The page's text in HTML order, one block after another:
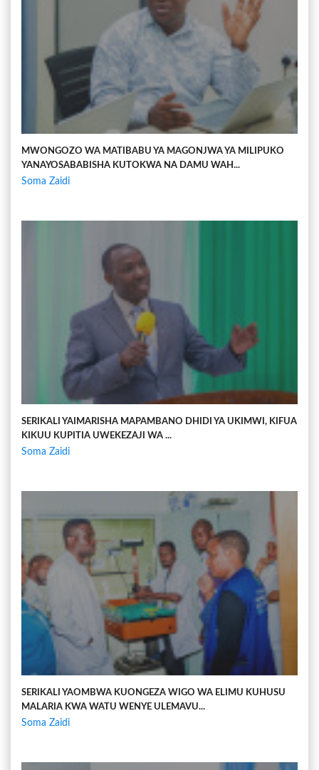
MWONGOZO WA MATIBABU YA MAGONJWA YA MILIPUKO
YANAYOSABABISHA KUTOKWA NA DAMU WAH...
Soma Zaidi
SERIKALI YAIMARISHA MAPAMBANO DHIDI YA UKIMWI, KIFUA
KIKUU KUPITIA UWEKEZAJI WA ...
Soma Zaidi
SERIKALI YAOMBWA KUONGEZA WIGO WA ELIMU KUHUSU
MALARIA KWA WATU WENYE ULEMAVU...
Soma Zaidi